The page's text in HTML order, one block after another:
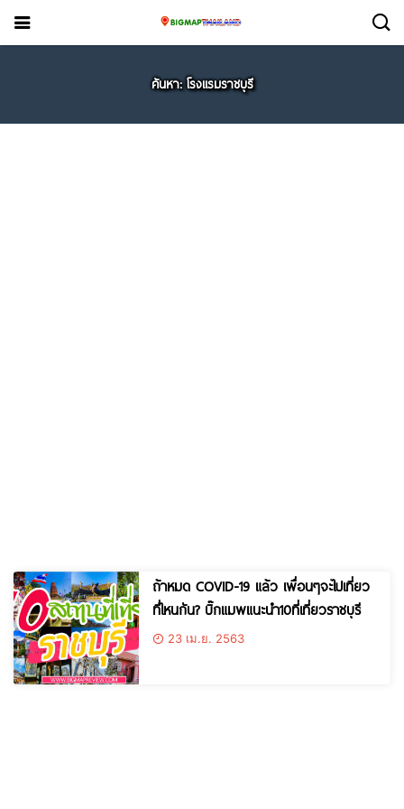
ค้นหา: โรงแรมราชบุรี
ถ้าหมด COVID-19 แล้ว เพื่อนๆจะไปเที่ยว
ที่ไหนกัน? บิ๊กแมพแนะนำ10ที่เที่ยวราชบุรี
23 เม.ย. 2563